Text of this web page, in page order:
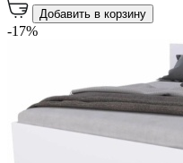
Добавить в корзину
-17%